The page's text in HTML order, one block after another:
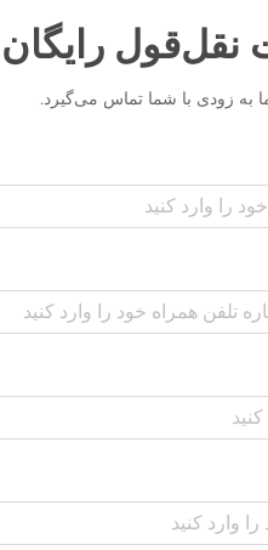
نقل‌قول رایگان
ما به زودی با شما تماس می‌گیرد.